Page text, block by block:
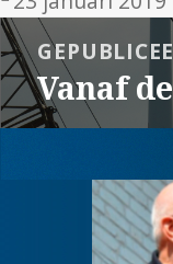
op
Bericht
navigatie
Vanaf